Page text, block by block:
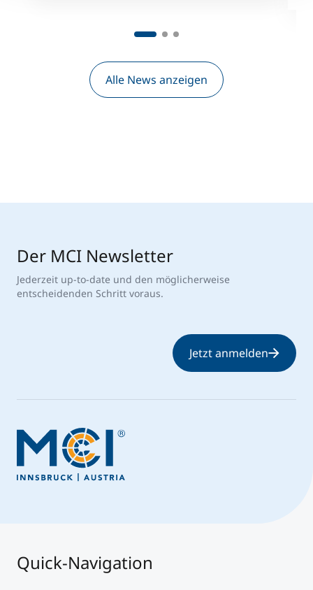
Alle News anzeigen
Der MCI Newsletter
Jederzeit up-to-date und den möglicherweise
entscheidenden Schritt voraus.
Jetzt anmelden
Quick-Navigation